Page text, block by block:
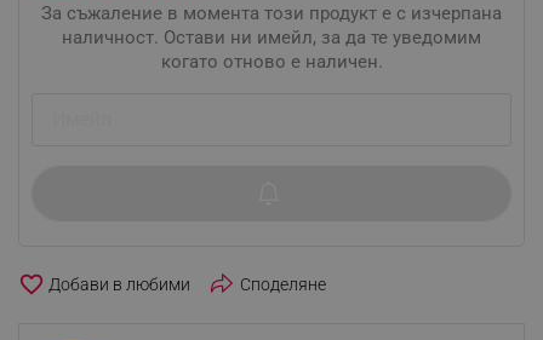
За съжаление в момента този продукт е с изчерпана
наличност. Остави ни имейл, за да те уведомим
когато отново е наличен.
favorite_border Споделяне